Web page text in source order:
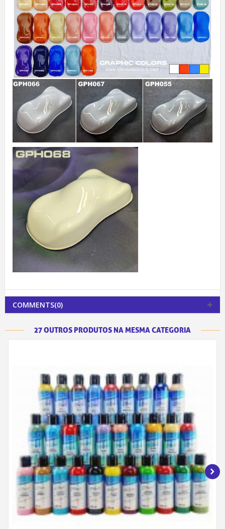
COMMENTS(0)
27 OUTROS PRODUTOS NA MESMA CATEGORIA